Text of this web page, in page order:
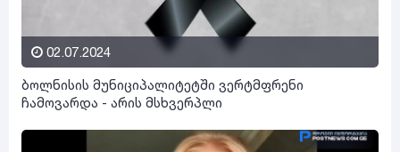
02.07.2024
ბოლნისის მუნიციპალიტეტში ვერტმფრენი
ჩამოვარდა - არის მსხვერპლი